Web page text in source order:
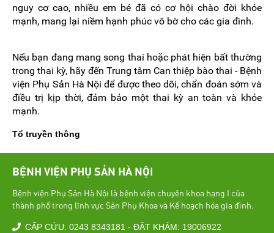
nguy cơ cao, nhiều em bé đã có cơ hội chào đời khỏe
mạnh, mang lại niềm hạnh phúc vô bờ cho các gia đình.
Nếu bạn đang mang song thai hoặc phát hiện bất thường
trong thai kỳ, hãy đến Trung tâm Can thiệp bào thai - Bệnh
viện Phụ Sản Hà Nội để được theo dõi, chẩn đoán sớm và
điều trị kịp thời, đảm bảo một thai kỳ an toàn và khỏe
mạnh.
Tổ truyền thông
BỆNH VIỆN PHỤ SẢN HÀ NỘI
Bệnh viện Phụ Sản Hà Nội là bệnh viện chuyên khoa hạng I của
thành phố trong lĩnh vực Sản Phụ Khoa và Kế hoạch hóa gia đình.
CẤP CỨU: 0243 8343181 - ĐẶT KHÁM: 19006922